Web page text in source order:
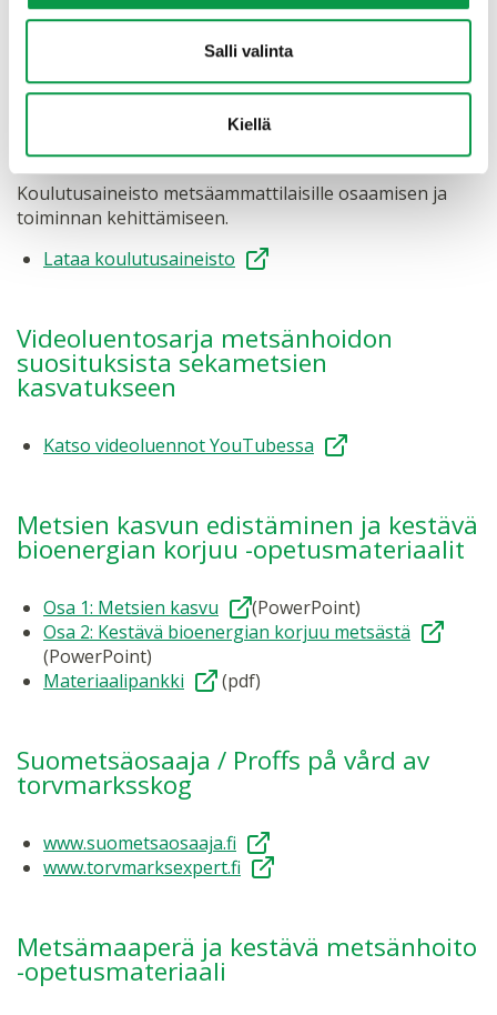
Salli valinta
Kiellä
itseopiskeluun, ja ne tukevat ajankohtaisten
aiheiden käsittelyä käytännönläheisesti.
Metsänomistuksen kehittyminen ja
vaikutukset metsäalaan 2035
Koulutusaineisto metsäammattilaisille osaamisen ja
toiminnan kehittämiseen.
Lataa koulutusaineisto
Videoluentosarja metsänhoidon
suosituksista sekametsien
kasvatukseen
Katso videoluennot YouTubessa
Metsien kasvun edistäminen ja kestävä
bioenergian korjuu -opetusmateriaalit
Osa 1: Metsien kasvu
(PowerPoint)
Osa 2: Kestävä bioenergian korjuu metsästä
(PowerPoint)
Materiaalipankki
(pdf)
Suometsäosaaja / Proffs på vård av
torvmarksskog
www.suometsaosaaja.fi
www.torvmarksexpert.fi
Metsämaaperä ja kestävä metsänhoito
-opetusmateriaali